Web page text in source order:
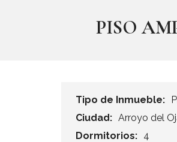
PISO
Tipo de Inmueble:
Ciudad: Arroyo del
Dormitorios: 4